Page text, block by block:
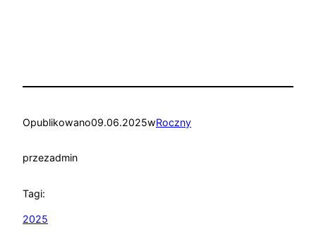
Opublikowano09.06.2025wRoczny
przezadmin
Tagi:
2025